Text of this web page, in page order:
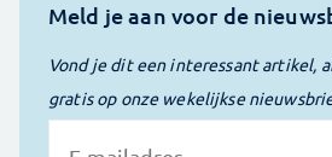
Meld je aan voor de
Vond je dit een interessant artikel,
gratis op onze wekelijkse